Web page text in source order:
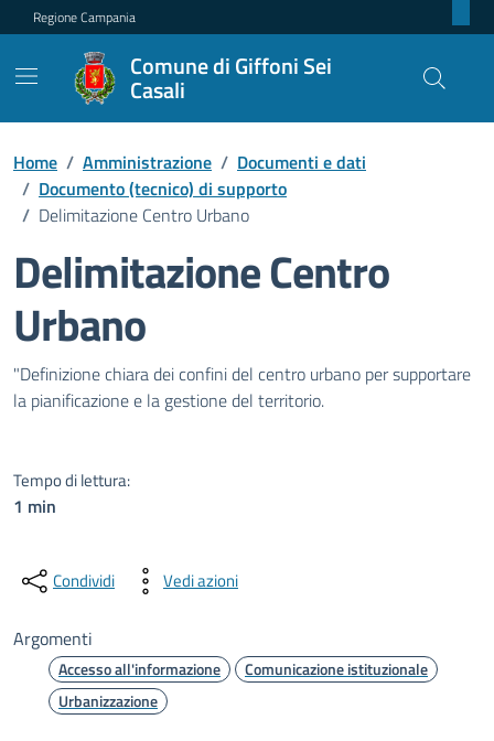
Regione Campania
Comune di Giffoni Sei
Casali
Home / Amministrazione / Documenti e dati
/ Documento (tecnico) di supporto
/ Delimitazione Centro Urbano
Delimitazione Centro
Urbano
Dettagli del documento
"Definizione chiara dei confini del centro urbano per supportare
la pianificazione e la gestione del territorio.
Tempo di lettura:
1 min
Condividi Vedi azioni
Argomenti
Accesso all'informazione
Comunicazione istituzionale
Urbanizzazione